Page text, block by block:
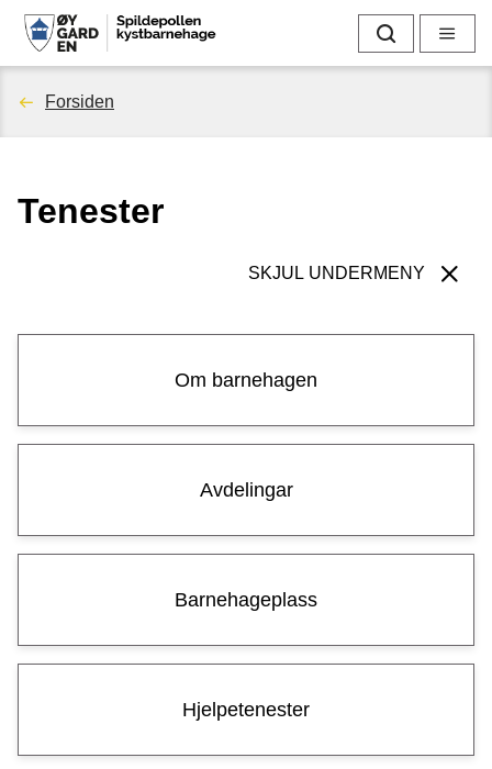
S
p
o
l
e
n
k
y
s
t
Søk Meny
Du
her:
Forsiden
Tenester
SKJUL UNDERMENY
Om barnehagen
Avdelingar
Barnehageplass
Hjelpetenester